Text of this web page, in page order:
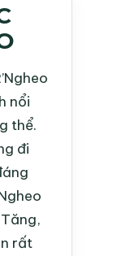
nổi
thể.
đi
rất